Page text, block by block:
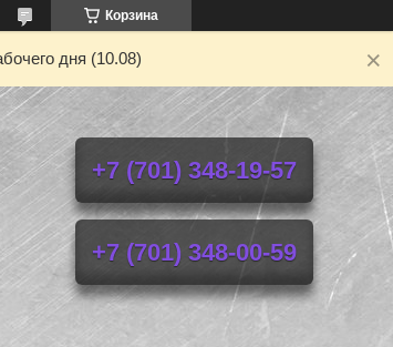
Корзина
дня (10.08)
+7 (701) 348-19-57
+7 (701) 348-00-59